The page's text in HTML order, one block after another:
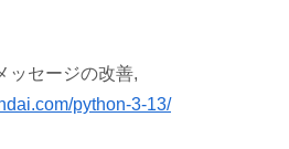
ッセージの改善,
python-3-13/